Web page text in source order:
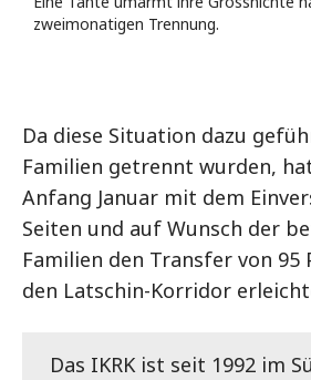
zweimonatigen Trennung.
Da diese Situation dazu
Familien getrennt wurden,
Anfang Januar mit dem
Seiten und auf Wunsch der
Familien den Transfer von 95
den Latschin-Korridor
Das IKRK ist seit 1992 im